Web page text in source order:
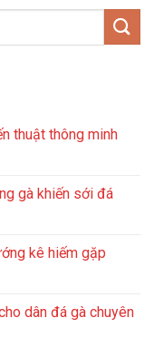
thuật thông minh
gà khiến sới đá
kê hiếm gặp
dân đá gà chuyên